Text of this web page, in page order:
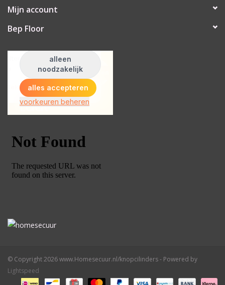
Mijn account
Bep Floor
© Copyright 2026 www.Homesecuur.nl/knopcilinders - Powered by
Lightspeed